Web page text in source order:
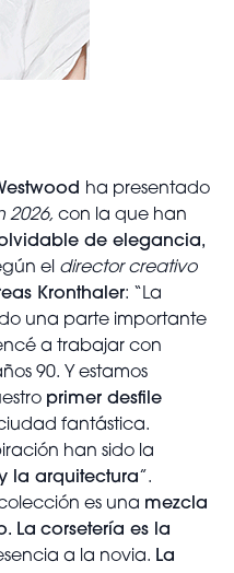
ha presentado
2026, con la que han
de elegancia,
el director creativo
Kronthaler: “La
una parte importante
a trabajar con
90. Y estamos
primer desfile
fantástica.
han sido la
la arquitectura”.
es una mezcla
La corsetería es la
a la novia. La